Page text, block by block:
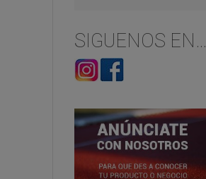
SIGUENOS EN…